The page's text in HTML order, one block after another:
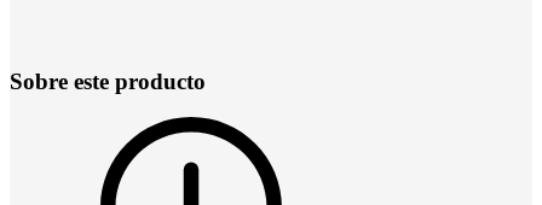
Sobre este producto